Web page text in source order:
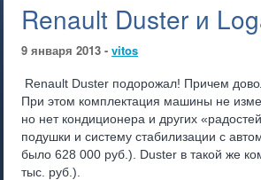
Renault Duster и
9 января 2013 - vitos
Renault Duster подорожал! Причем
При этом комплектация машины не
но нет кондиционера и других
подушки и систему стабилизации с
было 628 000 руб.). Duster в такой же
тыс. руб.).